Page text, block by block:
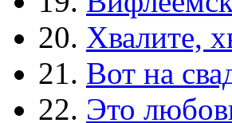
20. Хвалите,
21. Вот на
22. Это